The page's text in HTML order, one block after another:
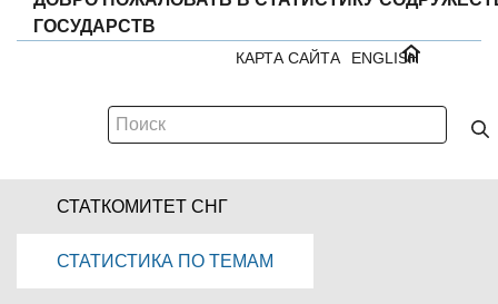
ГОСУДАРСТВ
ENGLISH
КАРТА САЙТА
СТАТКОМИТЕТ СНГ
СТАТИСТИКА ПО ТЕМАМ